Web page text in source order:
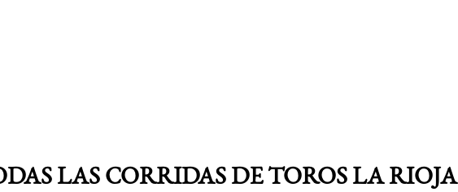
LAS CORRIDAS DE TOROS LA RIOJA